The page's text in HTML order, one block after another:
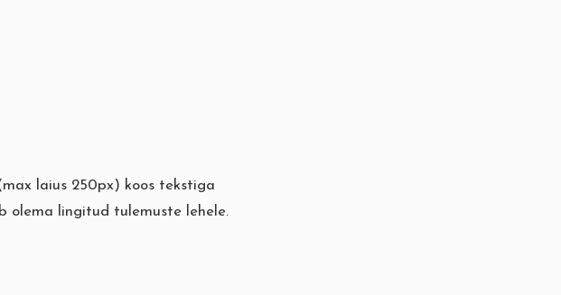
laius 250px) koos tekstiga
olema lingitud tulemuste lehele.